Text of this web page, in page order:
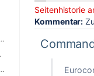
Automatische Alarmierung in DIVERA 24/7
Übersicht der Leitstellenanbindungen
Seitenhistorie
Kommentar: